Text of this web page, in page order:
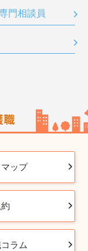
門相談員
ップ
ラム